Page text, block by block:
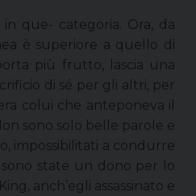
que- categoria. Ora, da
è superiore a quello di
più frutto, lascia una
di sé per gli altri, per
colui che anteponeva il
sono solo belle parole e
impossibilitati a condurre
state un dono per lo
anch’egli assassinato e